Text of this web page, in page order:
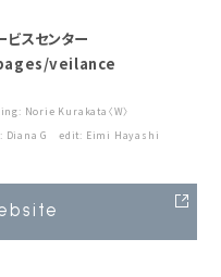
ビスセンター
veilance
Norie Kurakata〈W〉
Diana G edit: Eimi Hayashi